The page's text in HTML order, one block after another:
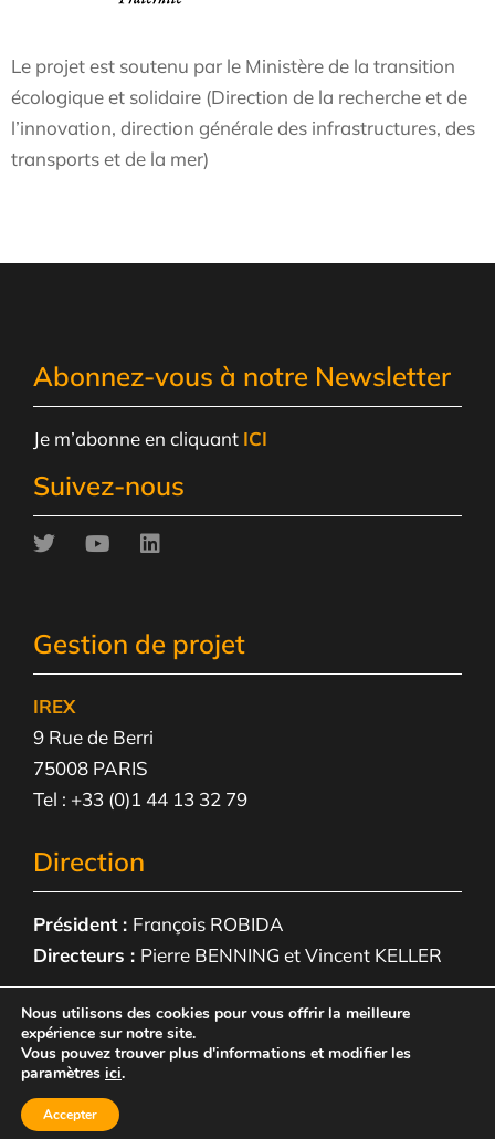
Le projet est soutenu par le Ministère de la transition
écologique et solidaire (Direction de la recherche et de
l’innovation, direction générale des infrastructures, des
transports et de la mer)
Abonnez-vous à notre Newsletter
Je m’abonne en cliquant ICI
Suivez-nous
Gestion de projet
IREX
9 Rue de Berri
75008 PARIS
Tel : +33 (0)1 44 13 32 79
Direction
Président : François ROBIDA
Directeurs : Pierre BENNING et Vincent KELLER
© 2023 – IREX –Mentions légales
Nous utilisons des cookies pour vous offrir la meilleure
expérience sur notre site.
Vous pouvez trouver plus d'informations et modifier les
paramètres ici.
Accepter